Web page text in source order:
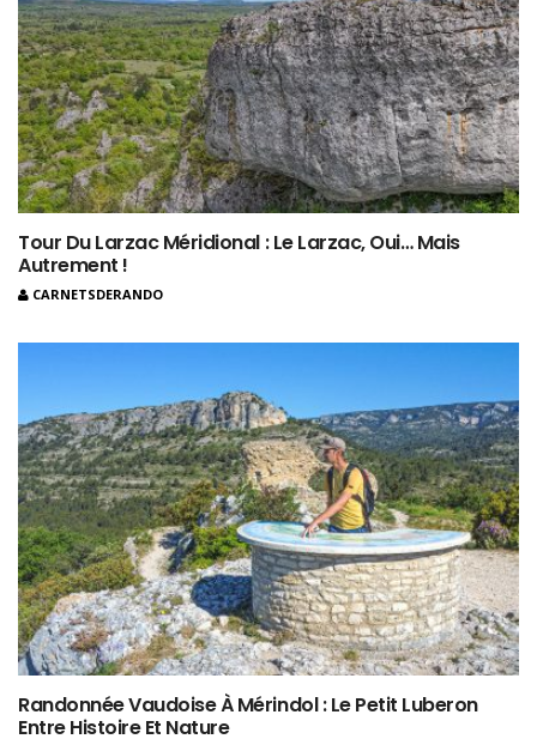
Tour Du Larzac Méridional : Le Larzac, Oui… Mais
Autrement !
CARNETSDERANDO
Randonnée Vaudoise À Mérindol : Le Petit Luberon
Entre Histoire Et Nature